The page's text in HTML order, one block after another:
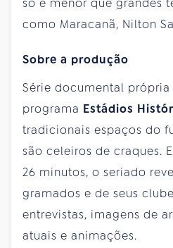
como Maracanã, Nilton
Sobre a produção
Série documental própria
programa Estádios
tradicionais espaços do
são celeiros de craques.
26 minutos, o seriado
gramados e de seus
entrevistas, imagens de
atuais e animações.